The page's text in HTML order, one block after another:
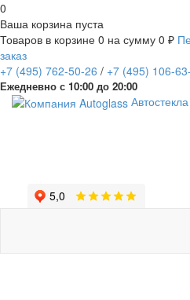
0
Ваша корзина пуста
Товаров в корзине 0 на сумму 0 ₽
заказ
+7 (495) 762-50-26 / +7 (495) 106-
Ежедневно с 10:00 до 20:00
Автостекла